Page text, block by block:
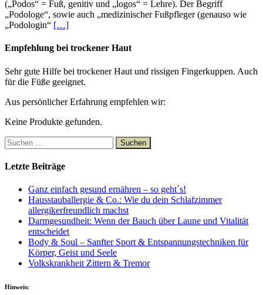
(„Podos“ = Fuß, genitiv und „logos“ = Lehre). Der Begriff
„Podologe“, sowie auch „medizinischer Fußpfleger (genauso wie
„Podologin“ […]
Empfehlung bei trockener Haut
Sehr gute Hilfe bei trockener Haut und rissigen Fingerkuppen. Auch
für die Füße geeignet.
Aus persönlicher Erfahrung empfehlen wir:
Keine Produkte gefunden.
Suchen
nach:
Letzte Beiträge
Ganz einfach gesund ernähren – so geht´s!
Hausstauballergie & Co.: Wie du dein Schlafzimmer
allergikerfreundlich machst
Darmgesundheit: Wenn der Bauch über Laune und Vitalität
entscheidet
Body & Soul – Sanfter Sport & Entspannungstechniken für
Körper, Geist und Seele
Volkskrankheit Zittern & Tremor
Hinweis: